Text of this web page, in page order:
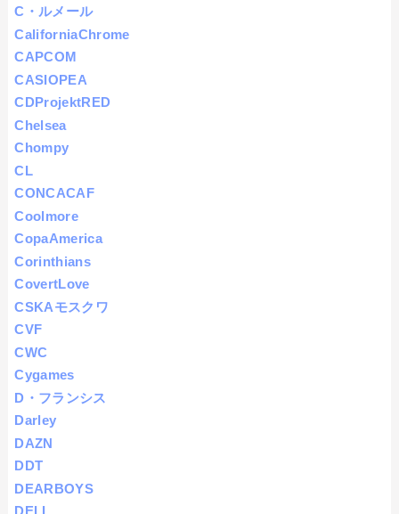
C・ルメール
CaliforniaChrome
CAPCOM
CASIOPEA
CDProjektRED
Chelsea
Chompy
CL
CONCACAF
Coolmore
CopaAmerica
Corinthians
CovertLove
CSKAモスクワ
CVF
CWC
Cygames
D・フランシス
Darley
DAZN
DDT
DEARBOYS